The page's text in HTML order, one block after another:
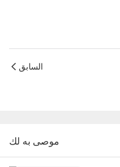
السابق
موصى به لك